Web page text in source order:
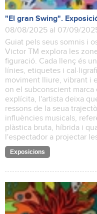
"El gran Swing".
08/08/2025 al 07/09/
Guiat pels seus somnis i
Victor TM explora les
figuració. Cada llenç és
línies, etiquetes i
moviment lliure, vibrant i
on el subconscient marca
explícita, l'artista deixa
ressons de la seua
influències musicals,
plàstica bruta, híbrida i
l'espectador a projectar
Exposicions